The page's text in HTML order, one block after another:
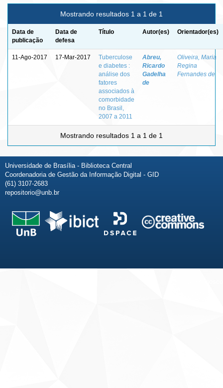
Mostrando resultados 1 a 1 de 1
Data de
publicação
Data de
defesa
Título Autor(es) Orientador(es)
11-Ago-2017 17-Mar-2017
Tuberculose
e diabetes :
análise dos
fatores
associados à
comorbidade
no Brasil,
2007 a 2011
Abreu,
Ricardo
Gadelha
de
Oliveira, Maria
Regina
Fernandes de
Mostrando resultados 1 a 1 de 1
Universidade de Brasília - Biblioteca Central
Coordenadoria de Gestão da Informação Digital - GID
(61) 3107-2683
repositorio@unb.br